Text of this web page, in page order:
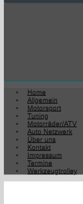
Home
Allgemein
Motorsport
Tuning
Motorräder/ATV
Auto Netzwerk
Über uns
Kontakt
Impressum
Termine
Werkzeugtrolley